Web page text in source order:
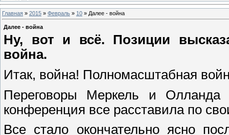
Главная » 2015 » Февраль » 10 » Далее - война
Далее - война
Ну, вот и всё. Позиции
война.
Итак, война! Полномасштабная
Переговоры Меркель и
конференция все расставила по
Все стало окончательно ясно